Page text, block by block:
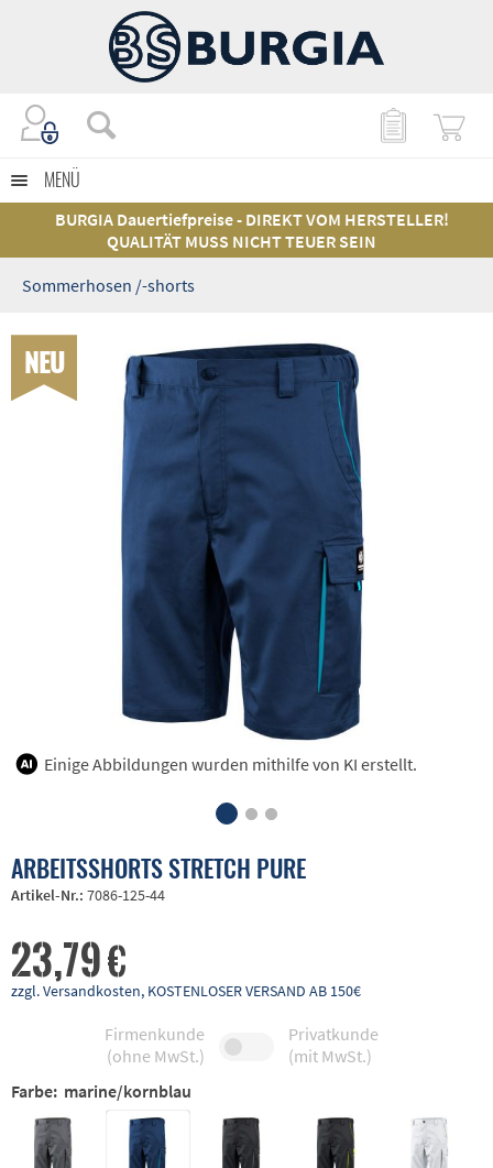
MENÜ
BURGIA Dauertiefpreise - DIREKT VOM HERSTELLER!
QUALITÄT MUSS NICHT TEUER SEIN
Sommerhosen /-shorts
NEU
Einige Abbildungen wurden mithilfe von KI erstellt.
ARBEITSSHORTS STRETCH PURE
Artikel-Nr.: 7086-125-44
23,79 €
zzgl. Versandkosten, KOSTENLOSER VERSAND AB 150€
Firmenkunde
(ohne MwSt.)
Privatkunde
(mit MwSt.)
Farbe: marine/kornblau